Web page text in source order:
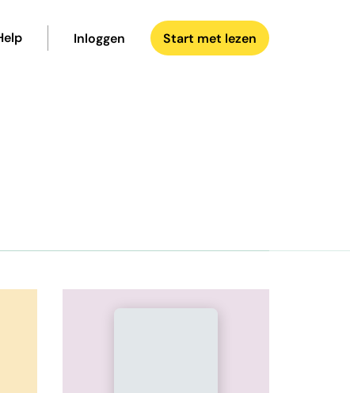
Help Inloggen Start met lezen